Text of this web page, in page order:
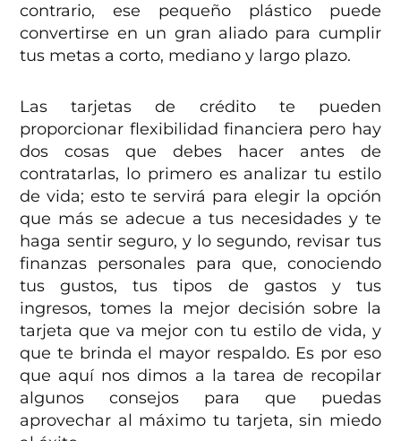
contrario, ese pequeño plástico puede
convertirse en un gran aliado para cumplir
tus metas a corto, mediano y largo plazo.
Las tarjetas de crédito te pueden
proporcionar flexibilidad financiera pero hay
dos cosas que debes hacer antes de
contratarlas, lo primero es analizar tu estilo
de vida; esto te servirá para elegir la opción
que más se adecue a tus necesidades y te
haga sentir seguro, y lo segundo, revisar tus
finanzas personales para que, conociendo
tus gustos, tus tipos de gastos y tus
ingresos, tomes la mejor decisión sobre la
tarjeta que va mejor con tu estilo de vida, y
que te brinda el mayor respaldo. Es por eso
que aquí nos dimos a la tarea de recopilar
algunos consejos para que puedas
aprovechar al máximo tu tarjeta, sin miedo